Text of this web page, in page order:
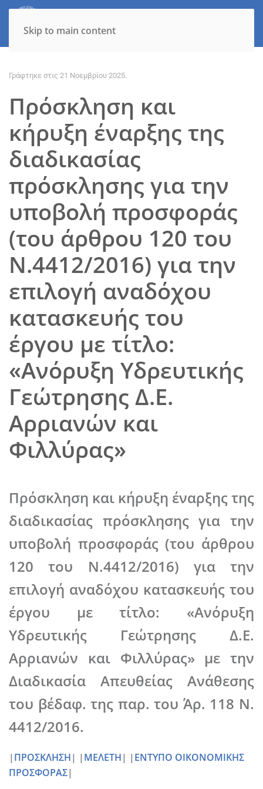
Skip to main content
Γράφτηκε στις 21 Νοεμβρίου 2025.
Πρόσκληση και
κήρυξη έναρξης της
διαδικασίας
πρόσκλησης για την
υποβολή προσφοράς
(του άρθρου 120 του
Ν.4412/2016) για την
επιλογή αναδόχου
κατασκευής του
έργου με τίτλο:
«Ανόρυξη Υδρευτικής
Γεώτρησης Δ.Ε.
Αρριανών και
Φιλλύρας»
Πρόσκληση και κήρυξη έναρξης της
διαδικασίας πρόσκλησης για την
υποβολή προσφοράς (του άρθρου
120 του Ν.4412/2016) για την
επιλογή αναδόχου κατασκευής του
έργου με τίτλο: «Ανόρυξη
Υδρευτικής Γεώτρησης Δ.Ε.
Αρριανών και Φιλλύρας» με την
Διαδικασία Απευθείας Ανάθεσης
του β΄εδαφ. της παρ. του Άρ. 118 Ν.
4412/2016.
| ΠΡΟΣΚΛΗΣΗ| | ΜΕΛΕΤΗ| | ΕΝΤΥΠΟ ΟΙΚΟΝΟΜΙΚΗΣ
ΠΡΟΣΦΟΡΑΣ|